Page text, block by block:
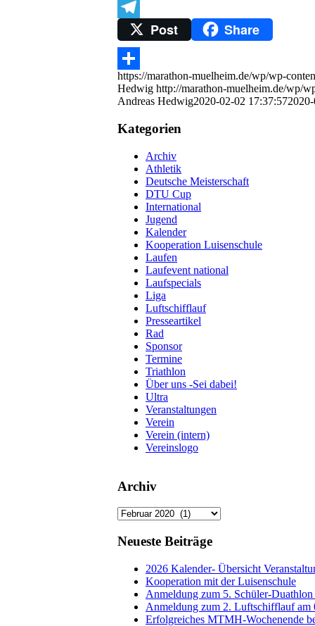
Trello
TelegramPost Share
Teilen
https://marathon-muelheim.de/wp/wp-
Hedwig http://marathon-muelheim.de/wp/
Andreas Hedwig2020-02-02 17:37:57
Kategorien
Archiv
Athletik
Deutsche Meisterschaft
DTU Cup
International
Jugend
Kalender
Kooperation Luisenschule
Laufen
Laufevent national
Laufspecials
Liga
Luftschifflauf
Presseartikel
Rad
Sponsor
Termine
Triathlon
Über uns -Sei dabei!
Ultra
Veranstaltungen
Verein
Verein (intern)
Vereinslogo
Archiv
Archiv
Neueste Beiträge
2026 Kalender- Übersicht
Kooperation mit der Luisenschule
Anmeldung zum 5. Schüler-
Anmeldung zum 2. Luftschifflauf am
Erfolgreiches MTMH-Wochenende